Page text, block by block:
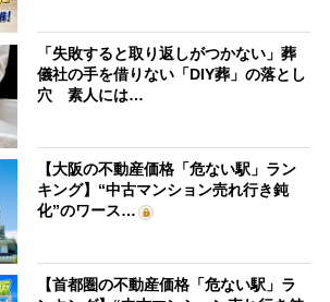
「失敗すると取り返しがつかない」葬
儀社の手を借りない「DIY葬」の落とし
穴 素人には…
【大阪の不動産価格「危ない駅」ラン
キング】“中古マンション売れ行き鈍
化”のワース…
【首都圏の不動産価格「危ない駅」ラ